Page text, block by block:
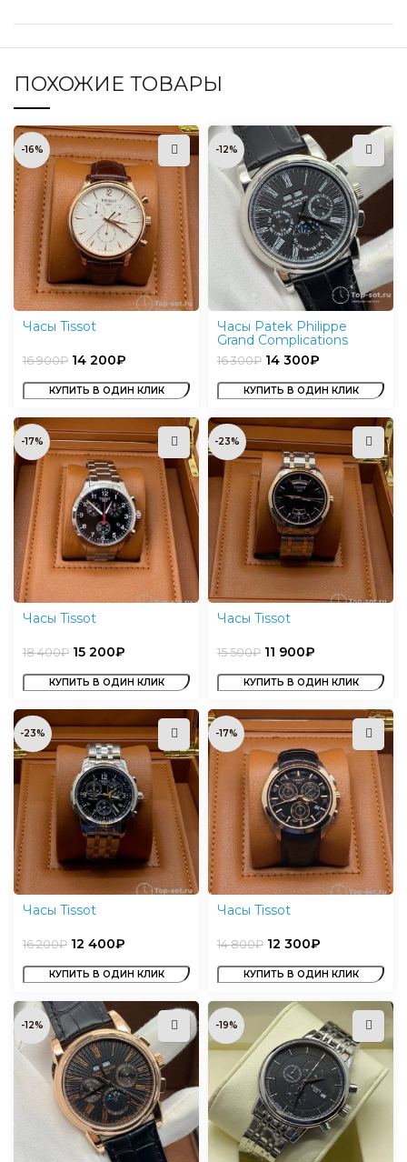
ПОХОЖИЕ ТОВАРЫ
-16%
Часы Tissot
16 900₽ 14 200₽
КУПИТЬ В ОДИН КЛИК
-12%
Часы Patek Philippe
Grand Complications
16 300₽ 14 300₽
КУПИТЬ В ОДИН КЛИК
-17%
Часы Tissot
18 400₽ 15 200₽
КУПИТЬ В ОДИН КЛИК
-23%
Часы Tissot
15 500₽ 11 900₽
КУПИТЬ В ОДИН КЛИК
-23%
Часы Tissot
16 200₽ 12 400₽
КУПИТЬ В ОДИН КЛИК
-17%
Часы Tissot
14 800₽ 12 300₽
КУПИТЬ В ОДИН КЛИК
-12% -19%